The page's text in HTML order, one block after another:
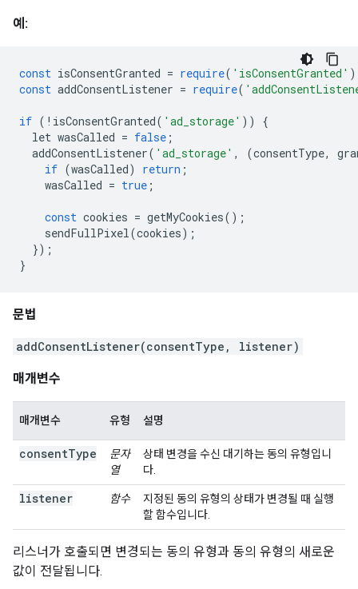
예:
const isConsentGranted = require( 'isConsentGranted'
const addConsentListener = require(
if (! isConsentGranted( 'ad_storage' ))
{
let wasCalled = false ;
addConsentListener( 'ad_storage' , (consentType,
if (wasCalled) return ;
wasCalled = true ;
const cookies = getMyCookies();
sendFullPixel(cookies);
});
}
문법
addConsentListener(consentType, listener)
매개변수
매개변수 유형 설명
consentType
문자
열
상태 변경을 수신 대기하는 동의 유형입니
다.
listener 함수
지정된 동의 유형의 상태가 변경될 때 실행
할 함수입니다.
리스너가 호출되면 변경되는 동의 유형과 동의 유형의 새로운
값이 전달됩니다.